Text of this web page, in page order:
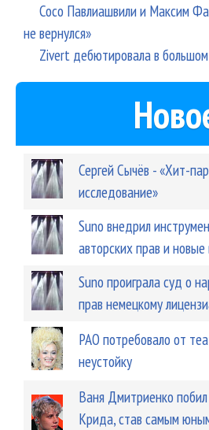
Сосо Павлиашвили и Максим
не вернулся»
Zivert дебютировала в
Сергей Сычёв - «Хит-
исследование»
Suno внедрил
авторских прав и
Suno проиграла суд о
прав немецкому
РАО потребовало от
неустойку
Ваня Дмитриенко
Крида, став самым